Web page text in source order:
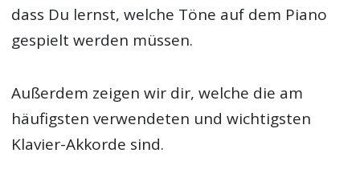
dass Du lernst, welche Töne auf dem Piano
gespielt werden müssen.
Außerdem zeigen wir dir, welche die am
häufigsten verwendeten und wichtigsten
Klavier-Akkorde sind.